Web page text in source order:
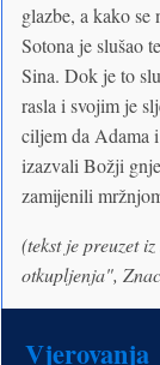
glazbe, a kako
Sotona je slušao
Sina. Dok je to
rasla i svojim je
ciljem da Adama
izazvali Božji
zamijenili
(tekst je preuzet
otkupljenja",
Vjerovanja